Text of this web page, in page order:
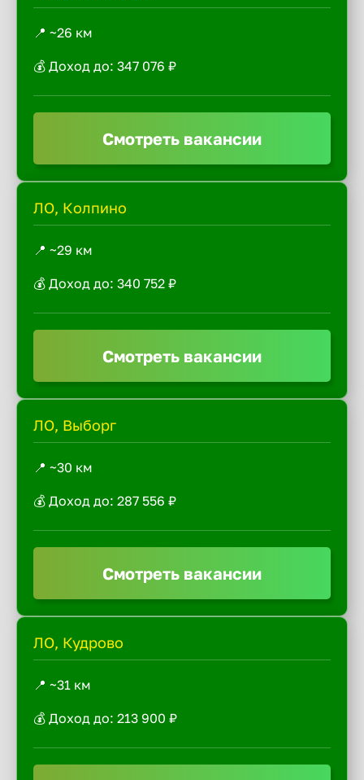
📍 ~26 км
💰 Доход до: 347 076 ₽
Смотреть вакансии
ЛО, Колпино
📍 ~29 км
💰 Доход до: 340 752 ₽
Смотреть вакансии
ЛО, Выборг
📍 ~30 км
💰 Доход до: 287 556 ₽
Смотреть вакансии
ЛО, Кудрово
📍 ~31 км
💰 Доход до: 213 900 ₽